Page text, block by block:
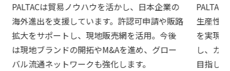
PALTACは貿易ノウハウを活かし、日本企業の
海外進出を支援しています。許認可申請や販路
拡大をサポートし、現地販売網を活用。今後
は現地ブランドの開拓やM&Aを進め、グロー
バル流通ネットワークも強化します。
生産性
を実現
し、カ
目指し